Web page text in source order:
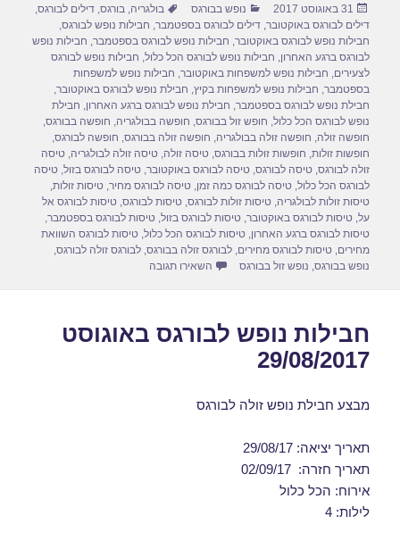
e
b
o
o
k
o
d
o
n
e
פורסם
בתאריך
31 באוגוסט 2017 קטגוריות
נופש בבורגס תגיות
בולגריה,בורגס,דילים לבורגס,
דילים לבורגס באוקטובר,דילים לבורגס בספטמבר, חבילות נופש לבורגס,
חבילות נופש לבורגס באוקטובר, חבילות נופש לבורגס בספטמבר, חבילות נופש
לבורגס ברגע האחרון, חבילות נופש לבורגס הכל כלול, חבילות נופש לבורגס
לצעירים, חבילות נופש למשפחות באוקטובר, חבילות נופש למשפחות
בספטמבר, חבילות נופש למשפחות בקיץ, חבילת נופש לבורגס באוקטובר,
חבילת נופש לבורגס בספטמבר, חבילת נופש לבורגס ברגע האחרון, חבילת
נופש לבורגס הכל כלול, חופש זול בבורגס, חופשה בבולגריה, חופשה בבורגס,
חופשה זולה, חופשה זולה בבולגריה, חופשה זולה בבורגס, חופשה לבורגס,
חופשות זולות, חופשות זולות בבורגס,טיסה זולה,טיסה זולה לבולגריה,טיסה
זולה לבורגס,טיסה לבורגס,טיסה לבורגס באוקטובר,טיסה לבורגס בזול,טיסה
לבורגס הכל כלול,טיסה לבורגס כמה זמן,טיסה לבורגס מחיר,טיסות זולות,
טיסות זולות לבולגריה,טיסות זולות לבורגס,טיסות לבורגס,טיסות לבורגס אל
על,טיסות לבורגס באוקטובר,טיסות לבורגס בזול,טיסות לבורגס בספטמבר,
טיסות לבורגס ברגע האחרון,טיסות לבורגס הכל כלול,טיסות לבורגס השוואת
מחירים,טיסות לבורגס מחירים,לבורגס זולה בבורגס,לבורגס זולה לבורגס,
נופש בבורגס, נופש זול בבורגס השאירו תגובה
חבילות נופש לבורגס באוגוסט
29/08/2017
מבצע חבילת נופש זולה לבורגס
תאריך יציאה: 29/08/17
תאריך חזרה: 02/09/17
אירוח: הכל כלול
לילות: 4